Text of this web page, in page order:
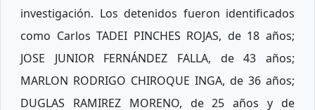
investigación. Los detenidos fueron identificados
como Carlos TADEI PINCHES ROJAS, de 18 años;
JOSE JUNIOR FERNÁNDEZ FALLA, de 43 años;
MARLON RODRIGO CHIROQUE INGA, de 36 años;
DUGLAS RAMIREZ MORENO, de 25 años y de